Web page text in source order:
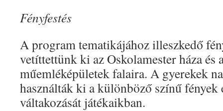
Fényfestés
A program tematikájához illeszkedő
vetíttettünk ki az Oskolamester háza és
műemléképületek falaira. A gyerekek
használták ki a különböző színű fények
váltakozását játékaikban.